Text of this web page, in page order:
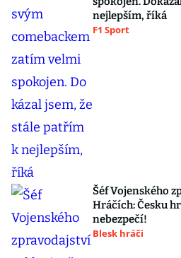
nejlepším, říká
F1 Sport
Šéf Vojenského
Hráčích: Česku
nebezpečí!
Blesk hráči